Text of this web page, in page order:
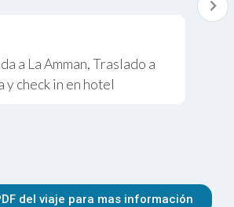
a La Amman, Traslado a
y check in en hotel
del viaje para mas información